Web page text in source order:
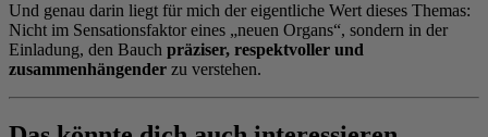
Und genau darin liegt für mich der eigentliche Wert dieses Themas:
Nicht im Sensationsfaktor eines „neuen Organs“, sondern in der
Einladung, den Bauch präziser, respektvoller und
zusammenhängender zu verstehen.